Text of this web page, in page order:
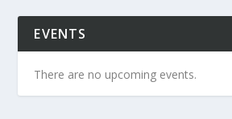
EVENTS
There are no upcoming events.